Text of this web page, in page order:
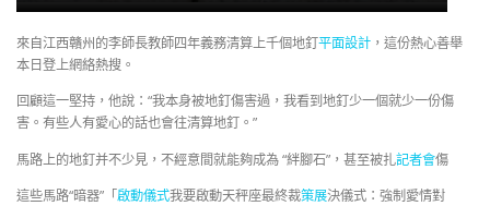
來自江西贛州的李師長教師四年義務清算上千個地釘平面設計 ，這份熱心善舉
本日登上網絡熱搜。
回顧這一堅持，他說：“我本身被地釘傷害過，我看到地釘少一個就少一份傷
害。有些人有愛心的話也會往清算地釘。”
馬路上的地釘并不少見，不經意間就能夠成為 “絆腳石”，甚至被扎記者會傷
這些馬路“暗器”「啟動儀式我要啟動天秤座最終裁策展決儀式：強制愛情對